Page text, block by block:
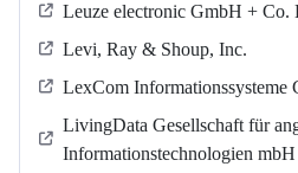
Leuze electronic GmbH + Co.
Levi, Ray & Shoup, Inc.
LexCom Informationssysteme
LivingData Gesellschaft für
Informationstechnologien mbH